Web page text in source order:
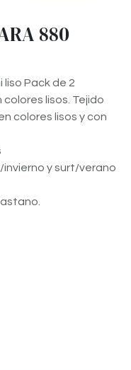
880
liso Pack de 2
lisos. Tejido
colores lisos y con
invierno y surt/verano